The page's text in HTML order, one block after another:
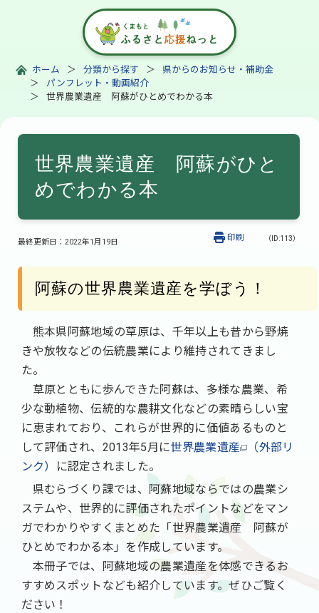
ホーム 分類から探す
県からのお知らせ・補助金
パンフレット・動画紹介
世界農業遺産 阿蘇がひとめでわかる本
世界農業遺産 阿蘇がひと
めでわかる本
最終更新日： 2022年1月19日 （ID:113）
印刷
阿蘇の世界農業遺産を学ぼう！
熊本県阿蘇地域の草原は、千年以上も昔から野焼
きや放牧などの伝統農業により維持されてきまし
た。
草原とともに歩んできた阿蘇は、多様な農業、希
少な動植物、伝統的な農耕文化などの素晴らしい宝
に恵まれており、これらが世界的に価値あるものと
して評価され、2013年5月に世界農業遺産
（外部リ
ンク）
に認定されました。
県むらづくり課では、阿蘇地域ならではの農業シ
ステムや、世界的に評価されたポイントなどをマン
ガでわかりやすくまとめた「世界農業遺産 阿蘇が
ひとめでわかる本」を作成しています。
本冊子では、阿蘇地域の農業遺産を体感できるお
すすめスポットなども紹介しています。ぜひご覧く
ださい！